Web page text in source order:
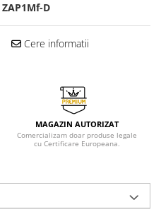
ZAP1Mf-D
Cere informatii
MAGAZIN AUTORIZAT
Comercializam doar produse legale
cu Certificare Europeana.